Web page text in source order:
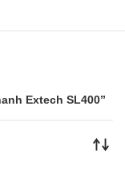
Extech SL400”